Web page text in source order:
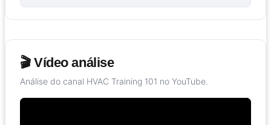
🎬 Vídeo análise
Análise do canal HVAC Training 101 no YouTube.